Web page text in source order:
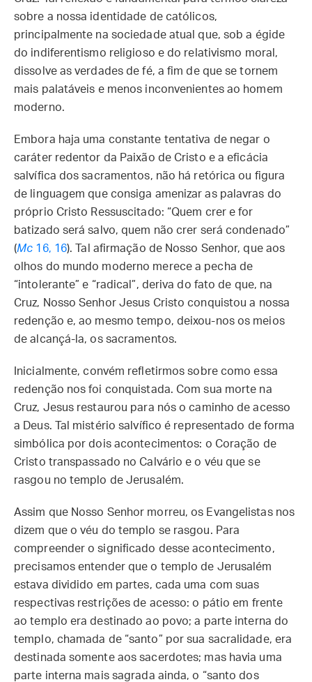
sobre a nossa identidade de católicos,
principalmente na sociedade atual que, sob a égide
do indiferentismo religioso e do relativismo moral,
dissolve as verdades de fé, a fim de que se tornem
mais palatáveis e menos inconvenientes ao homem
moderno.
Embora haja uma constante tentativa de negar o
caráter redentor da Paixão de Cristo e a eficácia
salvífica dos sacramentos, não há retórica ou figura
de linguagem que consiga amenizar as palavras do
próprio Cristo Ressuscitado: “Quem crer e for
batizado será salvo, quem não crer será condenado”
(Mc 16, 16). Tal afirmação de Nosso Senhor, que aos
olhos do mundo moderno merece a pecha de
“intolerante” e “radical”, deriva do fato de que, na
Cruz, Nosso Senhor Jesus Cristo conquistou a nossa
redenção e, ao mesmo tempo, deixou-nos os meios
de alcançá-la, os sacramentos.
Inicialmente, convém refletirmos sobre como essa
redenção nos foi conquistada. Com sua morte na
Cruz, Jesus restaurou para nós o caminho de acesso
a Deus. Tal mistério salvífico é representado de forma
simbólica por dois acontecimentos: o Coração de
Cristo transpassado no Calvário e o véu que se
rasgou no templo de Jerusalém.
Assim que Nosso Senhor morreu, os Evangelistas nos
dizem que o véu do templo se rasgou. Para
compreender o significado desse acontecimento,
precisamos entender que o templo de Jerusalém
estava dividido em partes, cada uma com suas
respectivas restrições de acesso: o pátio em frente
ao templo era destinado ao povo; a parte interna do
templo, chamada de “santo” por sua sacralidade, era
destinada somente aos sacerdotes; mas havia uma
parte interna mais sagrada ainda, o “santo dos